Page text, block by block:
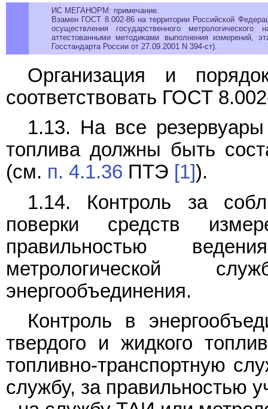
ИС МЕГАНОРМ: примечание.
Взамен ГОСТ 8.002-86 на территории Российской
осуществления государственного
аттестованными методиками выполнения измерений,
Госстандарта России от 27.09.2001 N 394-ст).
Организация и
соответствовать ГОСТ
1.13. На все
топлива должны быть
(см. п. 4.1.36 ПТЭ [1]).
1.14. Контроль за
поверки средств
правильностью
метрологической
энергообъединения.
Контроль в
твердого и жидкого
топливно-транспортную
службу, за правильностью